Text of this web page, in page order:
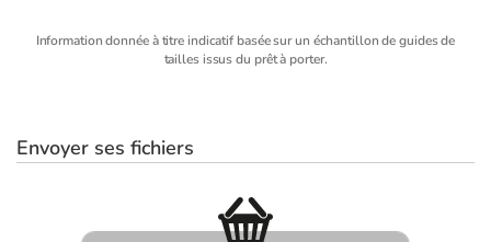
Information donnée à titre indicatif basée sur un échantillon de guides de
tailles issus du prêt à porter.
Envoyer ses fichiers